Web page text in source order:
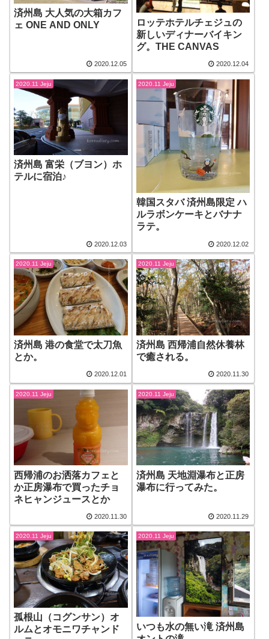
済州島 大人気の大箱カフ
ェ ONE AND ONLY
2020.12.05
ロッテホテルチェジュの
新しいディナーバイキン
グ。THE CANVAS
2020.12.04
2020.11 Jeju
済州島 富栄（ブヨン）ホ
テルに宿泊♪
2020.12.03
2020.11 Jeju
韓国スタバ 済州島限定 ハ
ルラボンケーキとバナナ
ラテ。
2020.12.02
2020.11 Jeju
済州島 港の食堂で太刀魚
とか。
2020.12.01
2020.11 Jeju
済州島 西帰浦自然休養林
で癒される。
2020.11.30
2020.11 Jeju
西帰浦のお洒落カフェと
か正房瀑布で買ったチョ
ネヒャンジュースとか
2020.11.30
2020.11 Jeju
済州島 天地淵瀑布と正房
瀑布に行ってみた。
2020.11.29
2020.11 Jeju
孤根山（コグンサン）オ
ルムとオモニワチャンド
2020.11 Jeju
いつも水の無い滝 済州島